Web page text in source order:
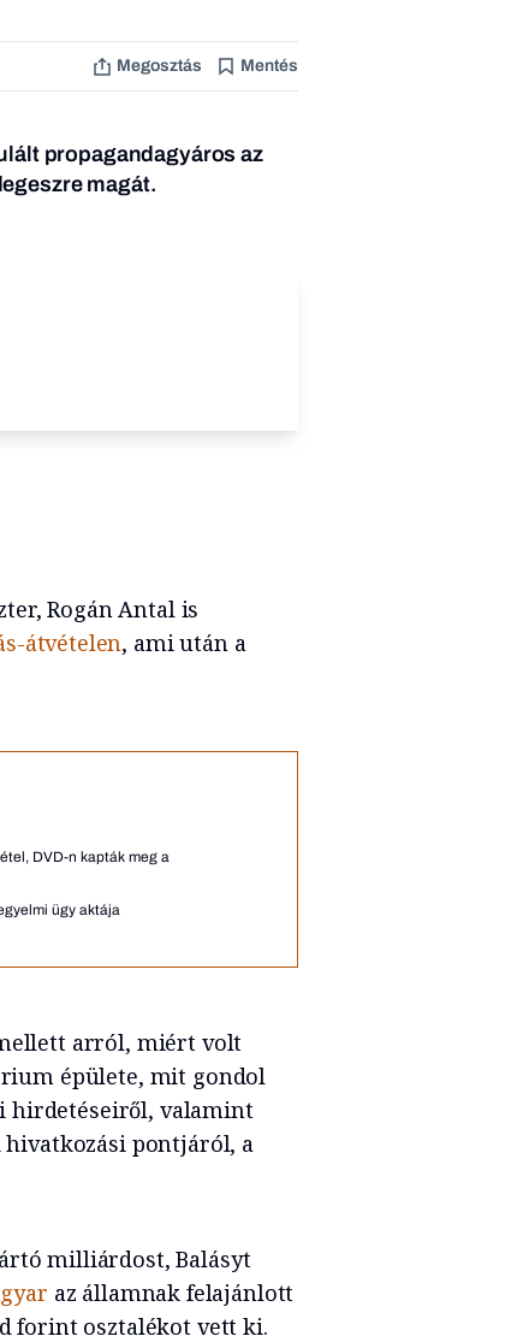
Megosztás Mentés
propagandagyáros az
magát.
Rogán Antal is
átvételen, ami után a
DVD-n kapták meg a
ügy aktája
arról, miért volt
épülete, mit gondol
hirdetéseiről, valamint
pontjáról, a
milliárdost, Balásyt
az államnak felajánlott
forint osztalékot vett ki.